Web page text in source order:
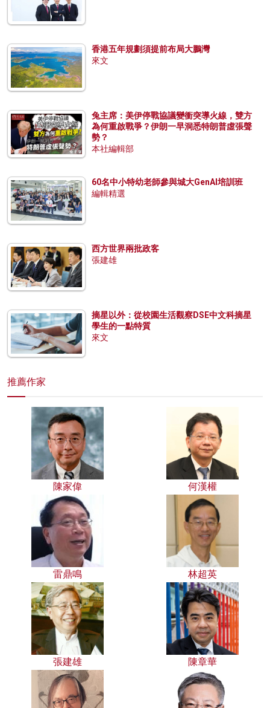
香港五年規劃須提前布局大鵬灣
來文
兔主席：美伊停戰協議變衝突導火線，雙方
為何重啟戰爭？伊朗一早洞悉特朗普虛張聲
勢？
本社編輯部
60名中小特幼老師參與城大GenAI培訓班
編輯精選
西方世界兩批政客
張建雄
摘星以外：從校園生活觀察DSE中文科摘星
學生的一點特質
來文
推薦作家
陳家偉 何漢權
雷鼎鳴 林超英
張建雄 陳章華